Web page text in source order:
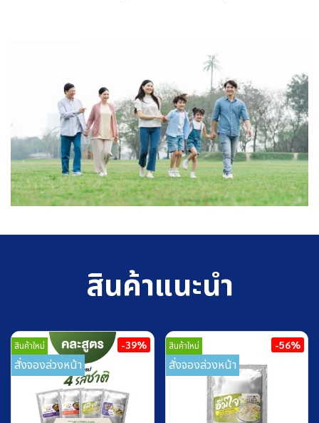
สินค้าแนะนำ
สินค้าใหม่
สั่งจองล่วงหน้า
-39% สินค้าใหม่
สั่งจองล่วงหน้า
-56%